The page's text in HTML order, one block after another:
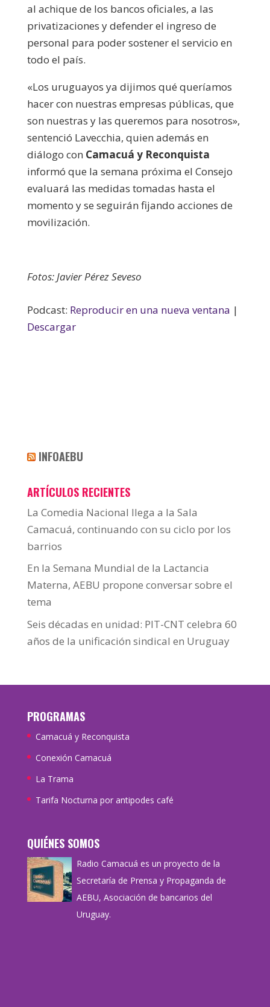
al achique de los bancos oficiales, a las
privatizaciones y defender el ingreso de
personal para poder sostener el servicio en
todo el país.
«Los uruguayos ya dijimos qué queríamos
hacer con nuestras empresas públicas, que
son nuestras y las queremos para nosotros»,
sentenció Lavecchia, quien además en
diálogo con Camacuá y Reconquista
informó que la semana próxima el Consejo
evaluará las medidas tomadas hasta el
momento y se seguirán fijando acciones de
movilización.
Fotos: Javier Pérez Seveso
Podcast: Reproducir en una nueva ventana |
Descargar
INFOAEBU
ARTÍCULOS RECIENTES
La Comedia Nacional llega a la Sala
Camacuá, continuando con su ciclo por los
barrios
En la Semana Mundial de la Lactancia
Materna, AEBU propone conversar sobre el
tema
Seis décadas en unidad: PIT-CNT celebra 60
años de la unificación sindical en Uruguay
PROGRAMAS
Camacuá y Reconquista
Conexión Camacuá
La Trama
Tarifa Nocturna por antipodes café
QUIÉNES SOMOS
Radio Camacuá es un proyecto de la
Secretaría de Prensa y Propaganda de
AEBU, Asociación de bancarios del
Uruguay.